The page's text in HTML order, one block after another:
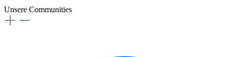
Unsere Communities